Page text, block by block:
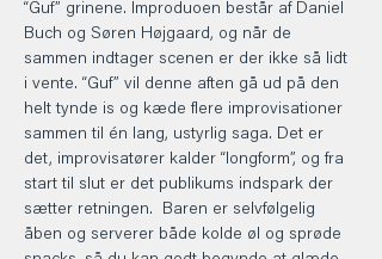
“Guf” grinene. Improduoen består af Daniel
Buch og Søren Højgaard, og når de
sammen indtager scenen er der ikke så lidt
i vente. “Guf” vil denne aften gå ud på den
helt tynde is og kæde flere improvisationer
sammen til én lang, ustyrlig saga. Det er
det, improvisatører kalder “longform”, og fra
start til slut er det publikums indspark der
sætter retningen.  Baren er selvfølgelig
åben og serverer både kolde øl og sprøde